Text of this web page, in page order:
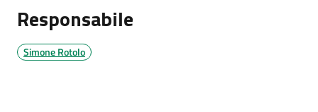
Responsabile
Simone Rotolo